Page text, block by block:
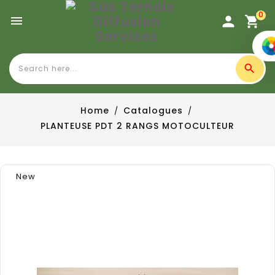
0

Home
Catalogues
PLANTEUSE PDT 2 RANGS MOTOCULTEUR
New